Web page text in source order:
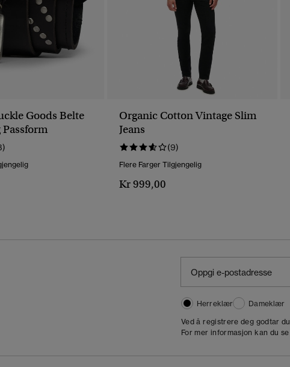
Goods Belte
Organic Cotton Vintage Slim
Jeans
(9)
Flere Farger Tilgjengelig
Kr 999,00
Herreklær
Dameklær
Ved å registrere deg godtar
For mer informasjon kan du